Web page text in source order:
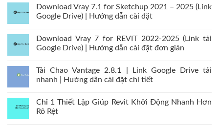
Download Vray 7.1 for Sketchup 2021 – 2025 (Link
Google Drive) | Hướng dẫn cài đặt
Download Vray 7 for REVIT 2022-2025 (Link tải
Google Drive) | Hướng dẫn cài đặt đơn giản
Tải Chao Vantage 2.8.1 | Link Google Drive tải
nhanh | Hướng dẫn cài đặt chi tiết
Chỉ 1 Thiết Lập Giúp Revit Khởi Động Nhanh Hơn
Rõ Rệt